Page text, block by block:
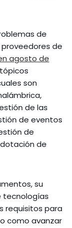
de
de
agosto de
son
de las
de eventos
de
de
su
tecnologías
requisitos para
como avanzar